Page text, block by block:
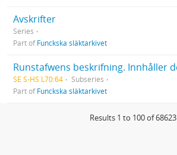
Avskrifter
Series
Part ofFunckska släktarkivet
SE S-HS L70:64
Subseries
Part ofFunckska släktarkivet
Results 1 to 100 of 68623